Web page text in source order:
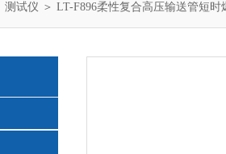
测试仪 ＞ LT-F896柔性复合高压输送管短